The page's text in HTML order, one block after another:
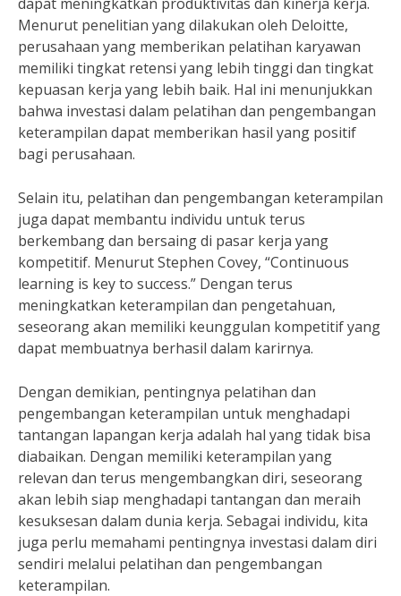
Menurut penelitian yang dilakukan oleh Deloitte,
perusahaan yang memberikan pelatihan karyawan
memiliki tingkat retensi yang lebih tinggi dan tingkat
kepuasan kerja yang lebih baik. Hal ini menunjukkan
bahwa investasi dalam pelatihan dan pengembangan
keterampilan dapat memberikan hasil yang positif
bagi perusahaan.
Selain itu, pelatihan dan pengembangan keterampilan
juga dapat membantu individu untuk terus
berkembang dan bersaing di pasar kerja yang
kompetitif. Menurut Stephen Covey, “Continuous
learning is key to success.” Dengan terus
meningkatkan keterampilan dan pengetahuan,
seseorang akan memiliki keunggulan kompetitif yang
dapat membuatnya berhasil dalam karirnya.
Dengan demikian, pentingnya pelatihan dan
pengembangan keterampilan untuk menghadapi
tantangan lapangan kerja adalah hal yang tidak bisa
diabaikan. Dengan memiliki keterampilan yang
relevan dan terus mengembangkan diri, seseorang
akan lebih siap menghadapi tantangan dan meraih
kesuksesan dalam dunia kerja. Sebagai individu, kita
juga perlu memahami pentingnya investasi dalam diri
sendiri melalui pelatihan dan pengembangan
keterampilan.